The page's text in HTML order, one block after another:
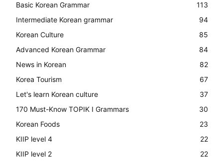
Basic Korean Grammar
113
Intermediate Korean grammar
94
Korean Culture
85
Advanced Korean Grammar
84
News in Korean
82
Korea Tourism
67
Let's learn Korean culture
37
170 Must-Know TOPIK I Grammars
30
Korean Foods
23
KIIP level 4
22
KIIP level 2
22